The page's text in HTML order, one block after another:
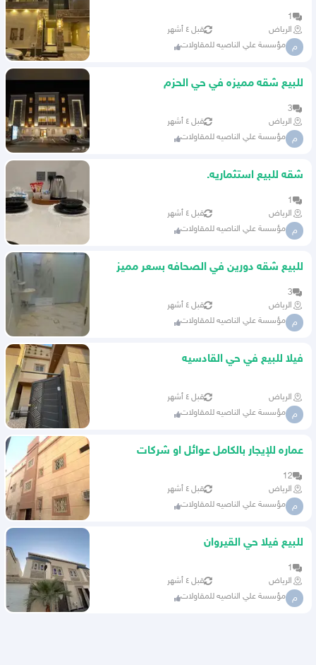
1
الرياض
قبل ٤ أشهر
م مؤسسة علي الناصيه للمقاولات
للبيع شقه مميزه في حي الحزم
3
الرياض
قبل ٤ أشهر
م مؤسسة علي الناصيه للمقاولات
شقه للبيع استثماريه.
1
الرياض
قبل ٤ أشهر
م مؤسسة علي الناصيه للمقاولات
للبيع شقه دورين في الصحافه بسعر مميز
3
الرياض
قبل ٤ أشهر
م مؤسسة علي الناصيه للمقاولات
فيلا للبيع في حي القادسيه
الرياض قبل ٤ أشهر
م مؤسسة علي الناصيه للمقاولات
عماره للإيجار بالكامل عوائل او شركات
12
الرياض
قبل ٤ أشهر
م مؤسسة علي الناصيه للمقاولات
للبيع فيلا حي القيروان
1
الرياض
قبل ٤ أشهر
م مؤسسة علي الناصيه للمقاولات